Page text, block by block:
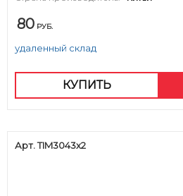
80 РУБ.
удаленный склад
КУПИТЬ
Арт. TIM3043x2